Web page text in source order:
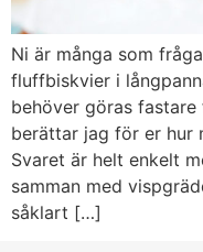
Ni är många som
fluffbiskvier i
behöver göras
berättar jag för er hur
Svaret är helt enkelt
samman med
såklart […]